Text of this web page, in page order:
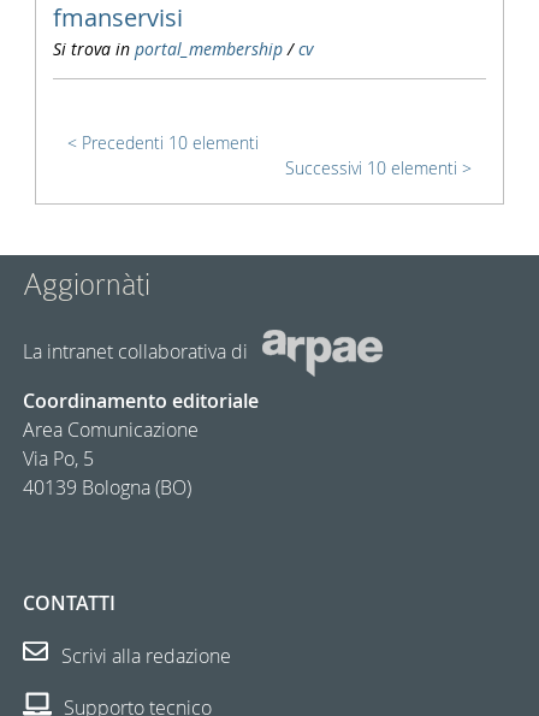
fmanservisi
Si trova in portal_membership /cv
Precedenti 10 elementi
Successivi 10 elementi
Aggiornàti
La intranet collaborativa di
Coordinamento editoriale
Area Comunicazione
Via Po, 5
40139 Bologna (BO)
CONTATTI
Scrivi alla redazione
Supporto tecnico